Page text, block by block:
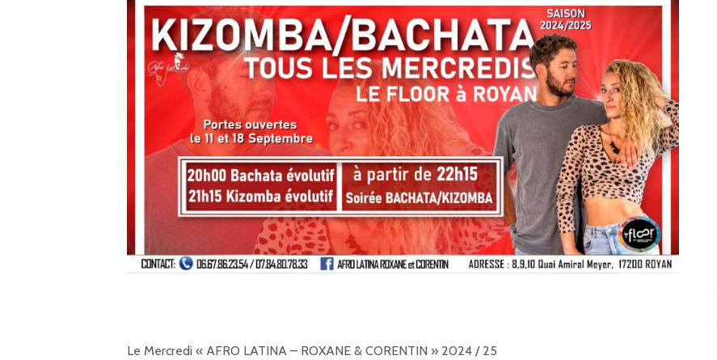
Le Mercredi « AFRO LATINA – ROXANE & CORENTIN » 2024 / 25